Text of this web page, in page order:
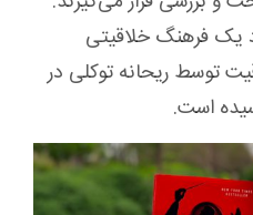
یک فرهنگ خلاقیتی
توسط ریحانه توکلی در
است.